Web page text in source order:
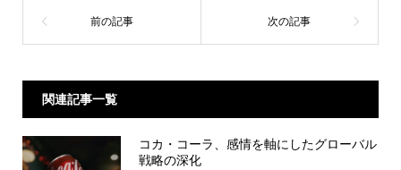
関連記事一覧
コカ・コーラ、感情を軸にしたグローバル
戦略の深化